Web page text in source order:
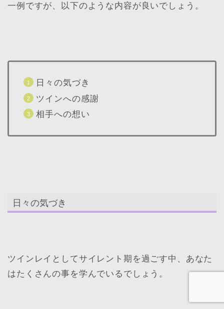
一例ですが、以下のような内容が良いでしょう。
日々の気づき
ツインへの感謝
相手への想い
日々の気づき
ツインレイとしてサイレント期を過ごす中、あなた
はたくさんの事を学んでいるでしょう。